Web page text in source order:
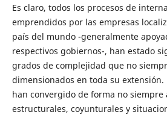
Es claro, todos los procesos de
emprendidos por las empresas
país del mundo -generalmente
respectivos gobiernos-, han estado
grados de complejidad que no
dimensionados en toda su
han convergido de forma no siempre
estructurales, coyunturales y